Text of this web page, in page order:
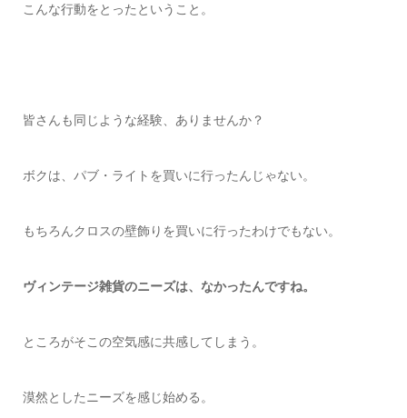
こんな行動をとったということ。
皆さんも同じような経験、ありませんか？
ボクは、パブ・ライトを買いに行ったんじゃない。
もちろんクロスの壁飾りを買いに行ったわけでもない。
ヴィンテージ雑貨のニーズは、なかったんですね。
ところがそこの空気感に共感してしまう。
漠然としたニーズを感じ始める。